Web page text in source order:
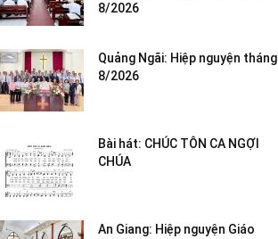
8/2026
Quảng Ngãi: Hiệp nguyện tháng
8/2026
Bài hát: CHÚC TÔN CA NGỢI
CHÚA
An Giang: Hiệp nguyện Giáo